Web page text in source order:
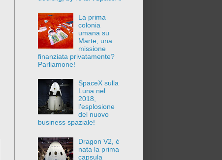
La prima
colonia
umana su
Marte, una
missione
finanziata privatamente?
Parliamone!
SpaceX sulla
Luna nel
2018,
l'esplosione
del nuovo
business spaziale!
Dragon V2, è
nata la prima
capsula